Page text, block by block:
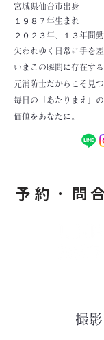
宮城県仙台市出身
１９８７年生まれ
２０２３年、１３年間
失われゆく日常に手を
いまこの瞬間に存在す
元消防士だからこそ見つ
毎日の「あたりまえ」
価値をあなたに。
予約・問
撮